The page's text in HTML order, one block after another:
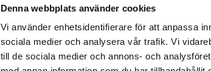
Denna webbplats använder cookies
Vi använder enhetsidentifierare för att anpassa
sociala medier och analysera vår trafik. Vi
till de sociala medier och annons- och